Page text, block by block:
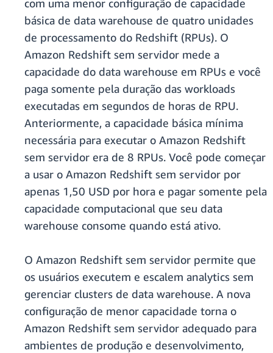
com uma menor configuração de capacidade
básica de data warehouse de quatro unidades
de processamento do Redshift (RPUs). O
Amazon Redshift sem servidor mede a
capacidade do data warehouse em RPUs e você
paga somente pela duração das workloads
executadas em segundos de horas de RPU.
Anteriormente, a capacidade básica mínima
necessária para executar o Amazon Redshift
sem servidor era de 8 RPUs. Você pode começar
a usar o Amazon Redshift sem servidor por
apenas 1,50 USD por hora e pagar somente pela
capacidade computacional que seu data
warehouse consome quando está ativo.
O Amazon Redshift sem servidor permite que
os usuários executem e escalem analytics sem
gerenciar clusters de data warehouse. A nova
configuração de menor capacidade torna o
Amazon Redshift sem servidor adequado para
ambientes de produção e desenvolvimento,